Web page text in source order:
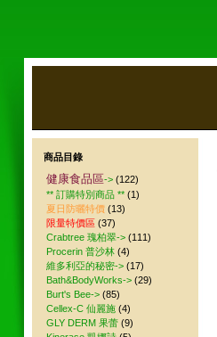
商品目錄
健康食品區-> (122)
** 訂購特別商品 ** (1)
夏日防曬特價 (13)
限量特價區 (37)
Crabtree 瑰柏翠-> (111)
Procerin 普沙林 (4)
維多利亞的秘密-> (17)
Bath&BodyWorks-> (29)
Burt's Bee-> (85)
Cellex-C 仙麗施 (4)
GLY DERM 果蕾 (9)